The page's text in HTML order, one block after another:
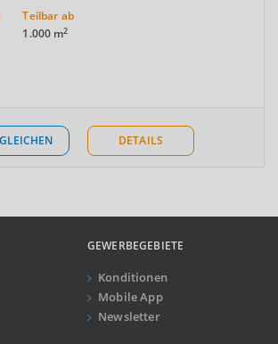
Teilbar ab
1.000 m2
DETAILS
GEWERBEGEBIETE
Konditionen
Mobile App
Newsletter